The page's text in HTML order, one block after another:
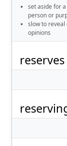
set aside for
person or
slow to
opinions
reserves